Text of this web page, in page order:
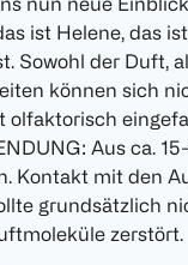
ist Helene, das
Sowohl der Duft,
können sich
olfaktorisch
Aus ca.
Kontakt mit den
grundsätzlich
zerstört.